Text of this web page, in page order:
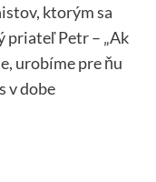
ktorým sa
priateľ Petr – „Ak
urobíme pre ňu
v dobe